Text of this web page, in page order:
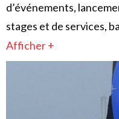
d’événements,
stages et de services,
Afficher +